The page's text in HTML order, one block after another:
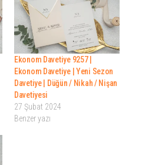
Ekonom Davetiye 9257 |
Ekonom Davetiye | Yeni Sezon
Davetiye | Düğün / Nikah / Nişan
Davetiyesi
27 Şubat 2024
Benzer yazı